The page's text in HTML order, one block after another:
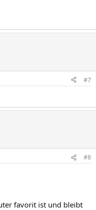
#7
#8
favorit ist und bleibt